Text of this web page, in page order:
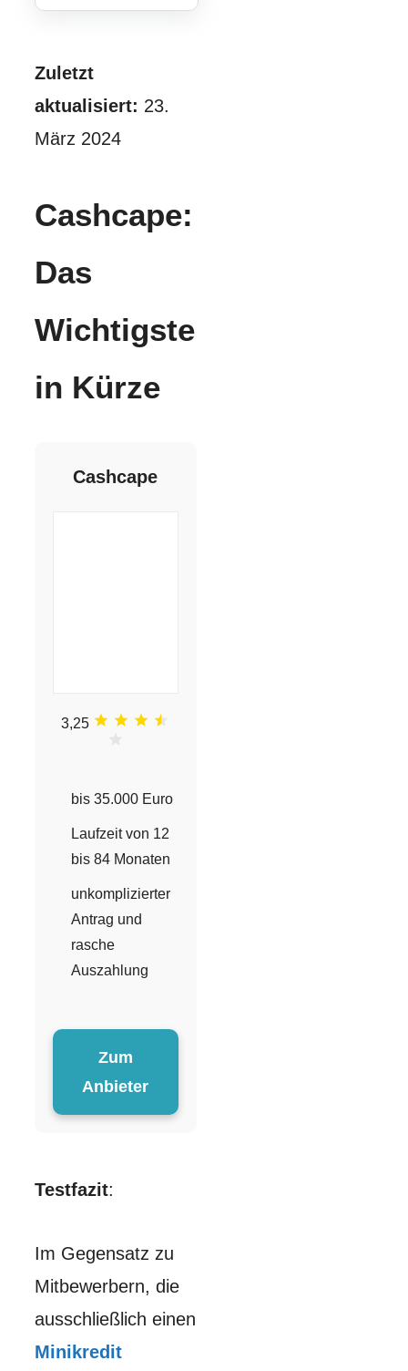
Zuletzt
aktualisiert: 23.
März 2024
Cashcape:
Das
Wichtigste
in Kürze
Cashcape
3,25
bis 35.000 Euro
Laufzeit von 12
bis 84 Monaten
unkomplizierter
Antrag und
rasche
Auszahlung
Zum
Anbieter
Testfazit:
Im Gegensatz zu
Mitbewerbern, die
ausschließlich einen
Minikredit